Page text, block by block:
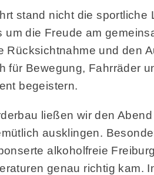
stand nicht die sportliche
um die Freude am
Rücksichtnahme und den
für Bewegung, Fahrräder
begeistern.
ließen wir den
ausklingen.
alkoholfreie
genau richtig kam.